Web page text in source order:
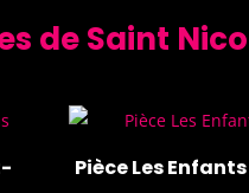
de Saint
Pièce Les